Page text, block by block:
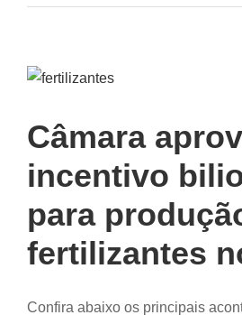
Câmara
incentivo
para
fertilizantes
Confira abaixo os principais